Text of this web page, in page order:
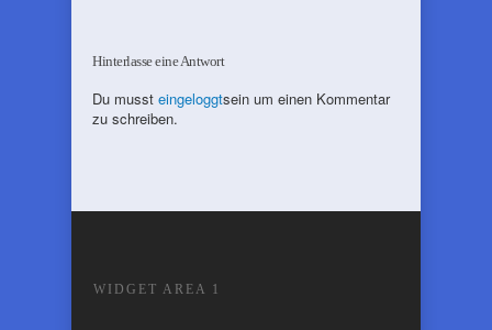
Hinterlasse eine Antwort
Du musst eingeloggtsein um einen Kommentar
zu schreiben.
WIDGET AREA 1